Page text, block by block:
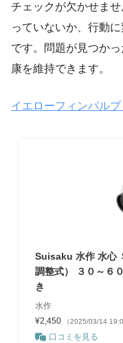
チェックが欠かせま
っていないか、行動
です。問題が見つか
康を維持できます。
イエローフィンバル
Suisaku 水作 水心
調整式） ３０～６
き
水作
¥2,450
（2025/03/14
口コミを見る